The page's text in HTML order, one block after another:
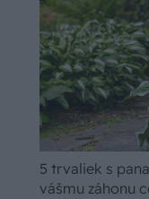
5 trvaliek s
vášmu záhonu